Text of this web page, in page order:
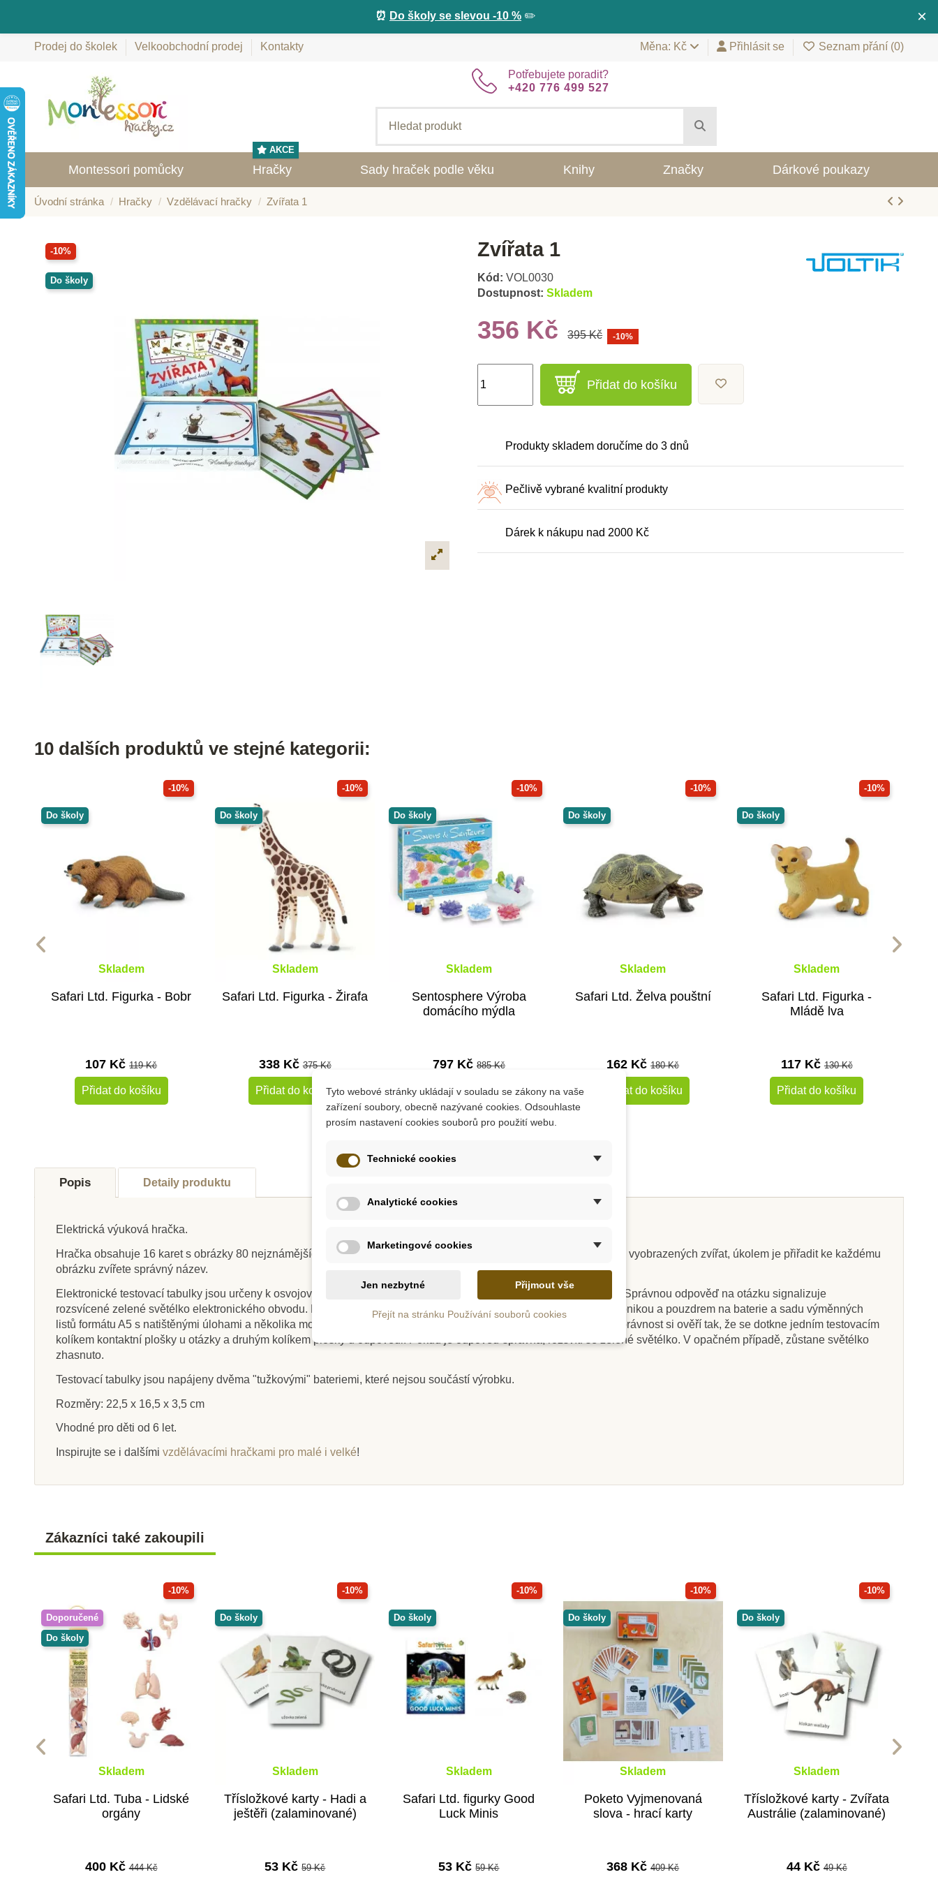
×
⏰ Do školy se slevou -10 % ✏️
Prodej do školek Velkoobchodní prodej Kontakty Měna: Kč Přihlásit se Seznam přání (0)
Potřebujete poradit?
+420 776 499 527
Montessori pomůcky Hračky
AKCE
Sady hraček podle věku Knihy Značky Dárkové poukazy
Úvodní stránka Hračky Vzdělávací hračky Zvířata 1
-10%
Do školy
Zvířata 1
Kód: VOL0030
Dostupnost: Skladem
356 Kč 395 Kč -10%
Přidat do košíku
Produkty skladem doručíme do 3 dnů
Pečlivě vybrané kvalitní produkty
Dárek k nákupu nad 2000 Kč
10 dalších produktů ve stejné kategorii:
-10%
Do školy
Skladem
Safari Ltd. Figurka - Bobr
107 Kč119 Kč
Přidat do košíku
-10%
Do školy
Skladem
Safari Ltd. Figurka - Žirafa
338 Kč375 Kč
Přidat do košíku
-10%
Do školy
Skladem
Sentosphere Výroba
domácího mýdla
797 Kč 885 Kč
Přidat do košíku
-10%
Do školy
Skladem
Safari Ltd. Želva pouštní
162 Kč180 Kč
Přidat do košíku
-10%
Do školy
Skladem
Safari Ltd. Figurka -
Mládě lva
117 Kč130 Kč
Přidat do košíku
Do školy
Na dotaz
Safari Ltd. Muréna zelená
238 Kč
Do školy
Skladem
Safari Ltd. Klisna Arabský
Do školy
Skladem
Safari Ltd. Kojot
Na dotaz
Safari Ltd. Figurka -
Na dotaz
Safari Ltd. Bizon
Popis Detaily produktu
Elektrická výuková hračka.
Hračka obsahuje 16 karet s obrázky 80 nejznámějších zvířat z naší přírody. Ve spodní části každého listu jsou názvy vyobrazených zvířat, úkolem je přiřadit ke každému
obrázku zvířete správný název.
Elektronické testovací tabulky jsou určeny k osvojování a testování předškolních a školních znalostí hravou formou. Správnou odpověď na otázku signalizuje
rozsvícené zelené světélko elektronického obvodu. Každá z her je tvořena krabičkou, která obsahuje panel s elektronikou a pouzdrem na baterie a sadu výměnných
listů formátu A5 s natištěnými úlohami a několika možnostmi odpovědí. Po výběru otázky dítě zvolí odpověď a její správnost si ověří tak, že se dotkne jedním testovacím
kolíkem kontaktní plošky u otázky a druhým kolíkem plošky u odpovědi. Pokud je odpověď správná, rozsvítí se zelené světélko. V opačném případě, zůstane světélko
zhasnuto.
Testovací tabulky jsou napájeny dvěma "tužkovými" bateriemi, které nejsou součástí výrobku.
Rozměry: 22,5 x 16,5 x 3,5 cm
Vhodné pro děti od 6 let.
Inspirujte se i dalšími vzdělávacími hračkami pro malé i velké!
Zákazníci také zakoupili
-10%
Doporučené
Do školy
Skladem
Safari Ltd. Tuba - Lidské
orgány
400 Kč444 Kč
-10%
Do školy
Skladem
Třísložkové karty - Hadi a
ještěři (zalaminované)
53 Kč59 Kč
-10%
Do školy
Skladem
Safari Ltd. figurky Good
Luck Minis
53 Kč59 Kč
-10%
Do školy
Skladem
Poketo Vyjmenovaná
slova - hrací karty
368 Kč409 Kč
-10%
Do školy
Skladem
Třísložkové karty - Zvířata
Austrálie (zalaminované)
44 Kč49 Kč
Tyto webové stránky ukládají v souladu se zákony na vaše
zařízení soubory, obecně nazývané cookies. Odsouhlaste
prosím nastavení cookies souborů pro použití webu.
Technické cookies
Analytické cookies
Marketingové cookies
Jen nezbytné Přijmout vše
Přejít na stránku Používání souborů cookies